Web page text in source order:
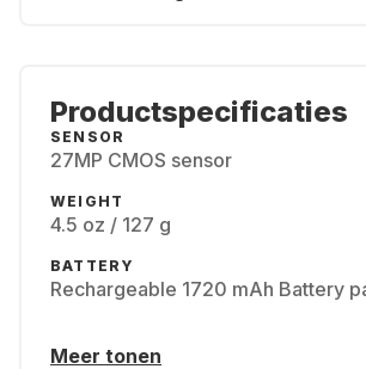
Productspecificaties
SENSOR
27MP CMOS sensor
WEIGHT
4.5 oz / 127 g
BATTERY
Rechargeable 1720 mAh Battery
Meer tonen